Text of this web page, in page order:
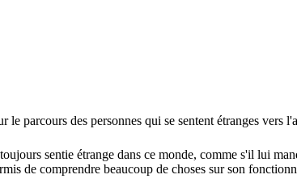
parcours des personnes qui se sentent étranges vers
sentie étrange dans ce monde, comme s'il lui
de comprendre beaucoup de choses sur son